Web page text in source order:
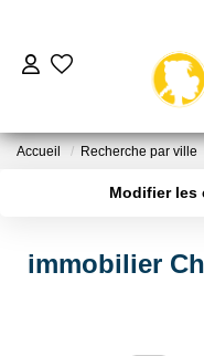
Accueil Recherche par ville
Modifier les
Type de bien
immobilier